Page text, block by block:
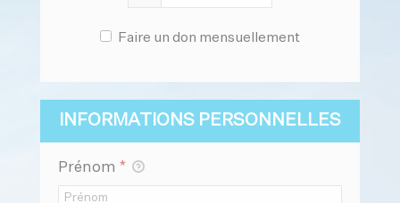
Faire un don mensuellement
INFORMATIONS PERSONNELLES
Prénom *